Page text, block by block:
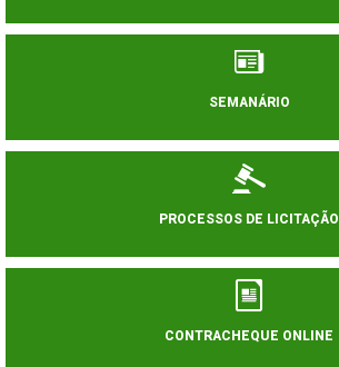
SEMANÁRIO
PROCESSOS DE LICITAÇÃO
CONTRACHEQUE ONLINE